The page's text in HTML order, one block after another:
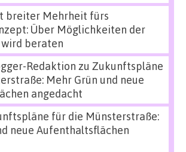
breiter Mehrheit fürs
Über Möglichkeiten der
beraten
Redaktion zu Zukunftspläne
Mehr Grün und neue
angedacht
für die Münsterstraße:
neue Aufenthaltsflächen